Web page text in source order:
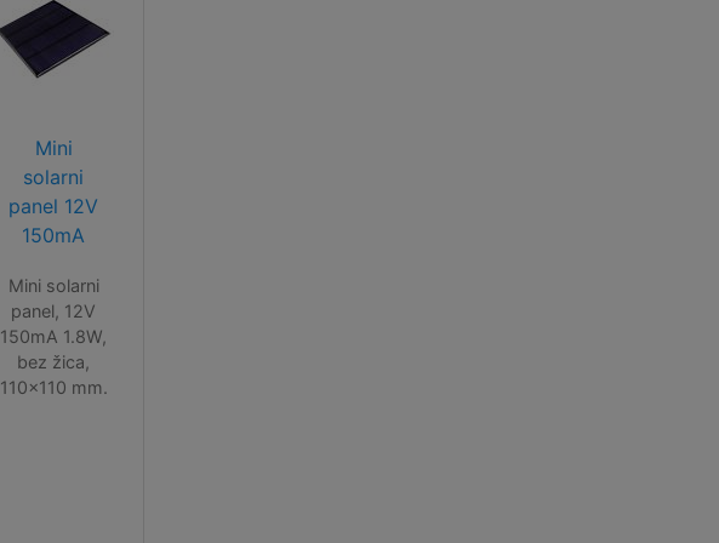
Tako štiti
osigurava joj
dulji trajni vijek,
baterije!
Mini
solarni
panel 12V
150mA
Mini solarni
panel, 12V
150mA 1.8W,
bez žica,
110x110 mm.